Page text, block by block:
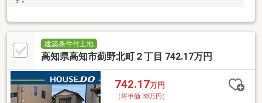
建築条件付土地
高知県高知市薊野北町２丁目 742.17万円
742.17万円
（坪単価:33万円）